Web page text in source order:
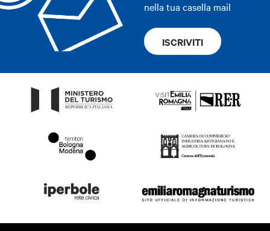
nella tua casella mail
ISCRIVITI